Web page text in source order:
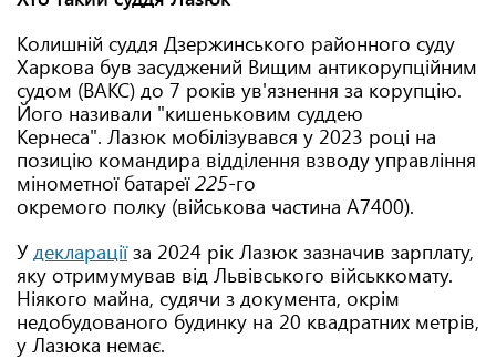
Колишній суддя Дзержинського районного суду
Харкова був засуджений Вищим антикорупційним
судом (ВАКС) до 7 років ув'язнення за корупцію.
Його називали "кишеньковим суддею
Кернеса". Лазюк мобілізувався у 2023 році на
позицію командира відділення взводу управління
мінометної батареї225-го
окремого полку (військова частина А7400).
Удеклараціїза 2024 рік Лазюк зазначив зарплату,
яку отримумував від Львівського військкомату.
Ніякого майна, судячи з документа, окрім
недобудованого будинку на 20 квадратних метрів,
у Лазюка немає.